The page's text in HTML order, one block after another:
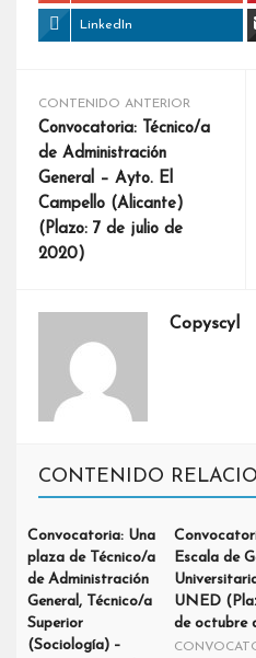
LinkedIn
CONTENIDO ANTERIOR
Convocatoria: Técnico/a
de Administración
General – Ayto. El
Campello (Alicante)
(Plazo: 7 de julio de
2020)
Copyscyl
CONTENIDO
Convocatoria: Una
plaza de Técnico/a
de Administración
General, Técnico/a
Superior
(Sociología) –
Escala de
UNED
de octubre